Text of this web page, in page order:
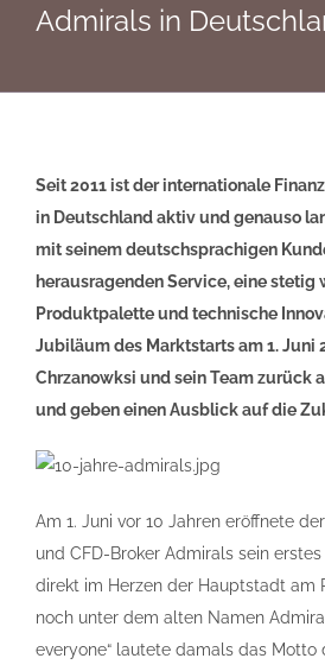
Admirals in
Seit 2011 ist der internationale
in Deutschland aktiv und genauso
mit seinem deutschsprachigen
herausragenden Service, eine stetig
Produktpalette und technische
Jubiläum des Marktstarts am 1. Juni
Chrzanowksi und sein Team zurück
und geben einen Ausblick auf die
Am 1. Juni vor 10 Jahren eröffnete
und CFD-Broker Admirals sein
direkt im Herzen der Hauptstadt am
noch unter dem alten Namen
everyone“ lautete damals das Motto